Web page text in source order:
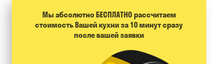
Мы абсолютно БЕСПЛАТНО расcчитаем
стоимость Вашей кухни за 10 минут сразу
после вашей заявки